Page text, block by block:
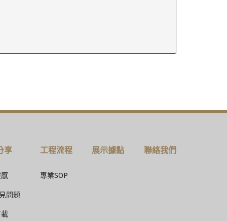
享
問題
工程流程
專業SOP
展示據點 聯絡我們